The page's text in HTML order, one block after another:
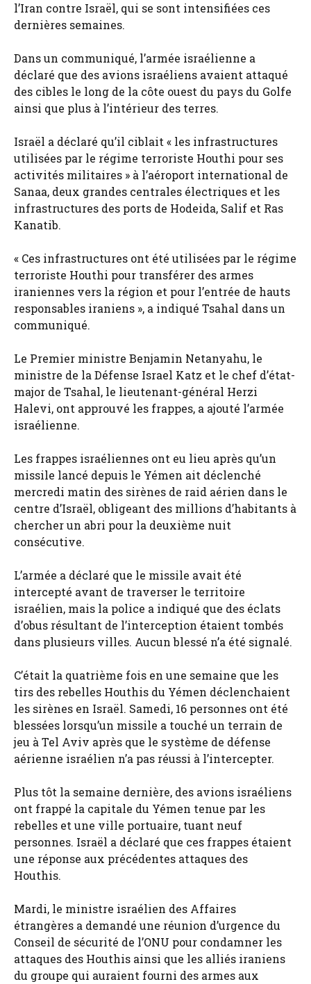
l’Iran contre Israël, qui se sont intensifiées ces
dernières semaines.
Dans un communiqué, l’armée israélienne a
déclaré que des avions israéliens avaient attaqué
des cibles le long de la côte ouest du pays du Golfe
ainsi que plus à l’intérieur des terres.
Israël a déclaré qu’il ciblait « les infrastructures
utilisées par le régime terroriste Houthi pour ses
activités militaires » à l’aéroport international de
Sanaa, deux grandes centrales électriques et les
infrastructures des ports de Hodeida, Salif et Ras
Kanatib.
« Ces infrastructures ont été utilisées par le régime
terroriste Houthi pour transférer des armes
iraniennes vers la région et pour l’entrée de hauts
responsables iraniens », a indiqué Tsahal dans un
communiqué.
Le Premier ministre Benjamin Netanyahu, le
ministre de la Défense Israel Katz et le chef d’état-
major de Tsahal, le lieutenant-général Herzi
Halevi, ont approuvé les frappes, a ajouté l’armée
israélienne.
Les frappes israéliennes ont eu lieu après qu’un
missile lancé depuis le Yémen ait déclenché
mercredi matin des sirènes de raid aérien dans le
centre d’Israël, obligeant des millions d’habitants à
chercher un abri pour la deuxième nuit
consécutive.
L’armée a déclaré que le missile avait été
intercepté avant de traverser le territoire
israélien, mais la police a indiqué que des éclats
d’obus résultant de l’interception étaient tombés
dans plusieurs villes. Aucun blessé n’a été signalé.
C’était la quatrième fois en une semaine que les
tirs des rebelles Houthis du Yémen déclenchaient
les sirènes en Israël. Samedi, 16 personnes ont été
blessées lorsqu’un missile a touché un terrain de
jeu à Tel Aviv après que le système de défense
aérienne israélien n’a pas réussi à l’intercepter.
Plus tôt la semaine dernière, des avions israéliens
ont frappé la capitale du Yémen tenue par les
rebelles et une ville portuaire, tuant neuf
personnes. Israël a déclaré que ces frappes étaient
une réponse aux précédentes attaques des
Houthis.
Mardi, le ministre israélien des Affaires
étrangères a demandé une réunion d’urgence du
Conseil de sécurité de l’ONU pour condamner les
attaques des Houthis ainsi que les alliés iraniens
du groupe qui auraient fourni des armes aux